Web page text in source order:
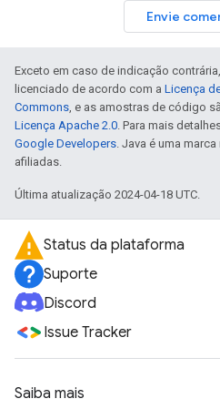
Envie
Exceto em caso de indicação
licenciado de acordo com a Licença
Commons, e as amostras de código
Licença Apache 2.0. Para mais
Google Developers. Java é uma
afiliadas.
Última atualização 2024-04-18 UTC.
Status da plataforma
Suporte
Discord
Issue Tracker
Saiba mais